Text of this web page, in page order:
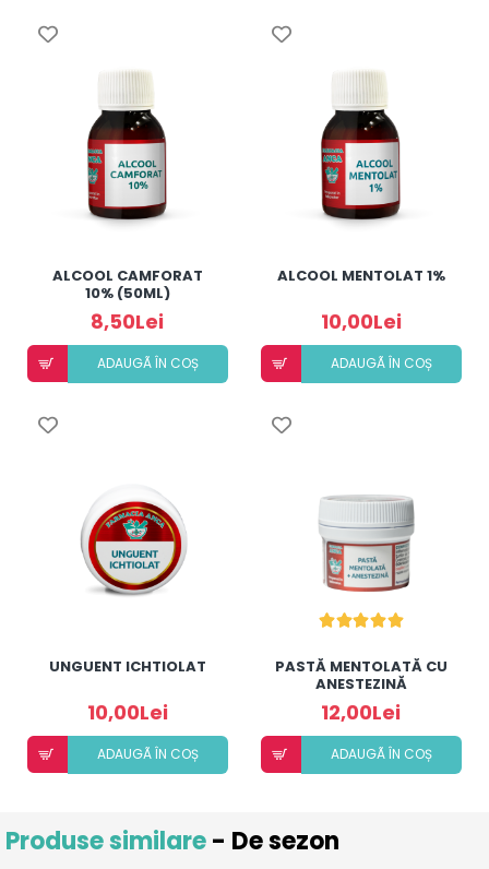
ALCOOL CAMFORAT
10% (50ML)
8,50Lei
ADAUGÃ ÎN COȘ
ALCOOL MENTOLAT 1%
10,00Lei
ADAUGÃ ÎN COȘ
UNGUENT ICHTIOLAT
10,00Lei
ADAUGÃ ÎN COȘ
PASTĂ MENTOLATĂ CU
ANESTEZINĂ
12,00Lei
ADAUGÃ ÎN COȘ
Produse similare- De sezon